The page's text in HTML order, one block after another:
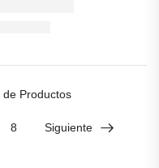
de Productos
8 Siguiente